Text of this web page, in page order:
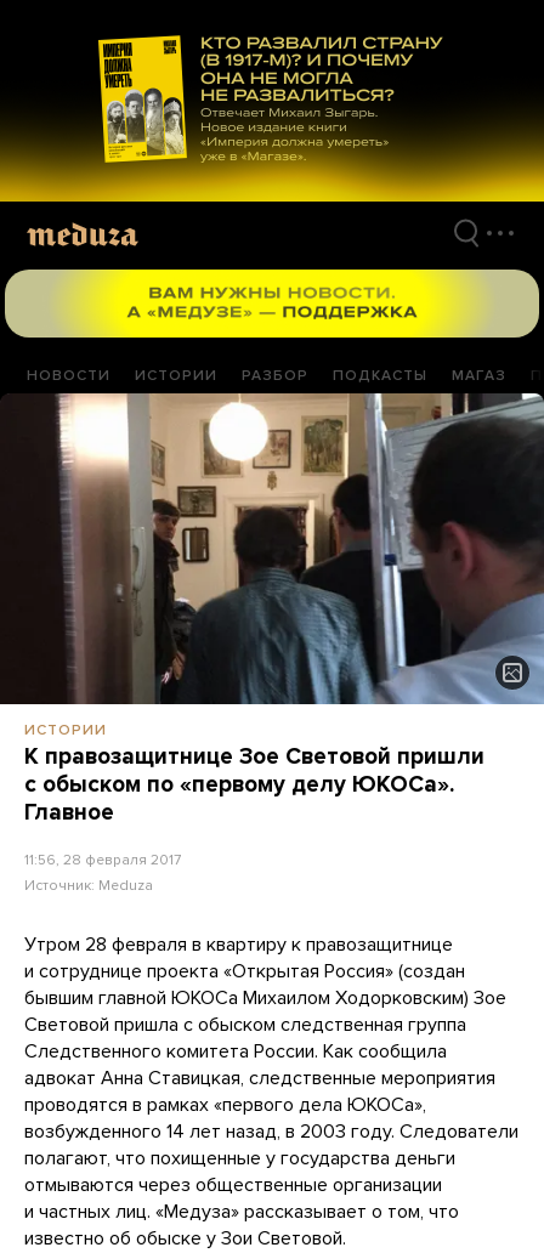
материалам
НОВОСТИ ИСТОРИИ РАЗБОР ПОДКАСТЫ МАГАЗ
ИСТОРИИ
К правозащитнице Зое Световой пришли
с обыском по «первому делу ЮКОСа».
Главное
11:56, 28 февраля 2017
Источник: Meduza
Утром 28 февраля в квартиру к правозащитнице
и сотруднице проекта «Открытая Россия» (создан
бывшим главной ЮКОСа Михаилом Ходорковским) Зое
Световой пришла с обыском следственная группа
Следственного комитета России. Как сообщила
адвокат Анна Ставицкая, следственные мероприятия
проводятся в рамках «первого дела ЮКОСа»,
возбужденного 14 лет назад, в 2003 году. Следователи
полагают, что похищенные у государства деньги
отмываются через общественные организации
и частных лиц. «Медуза» рассказывает о том, что
известно об обыске у Зои Световой.